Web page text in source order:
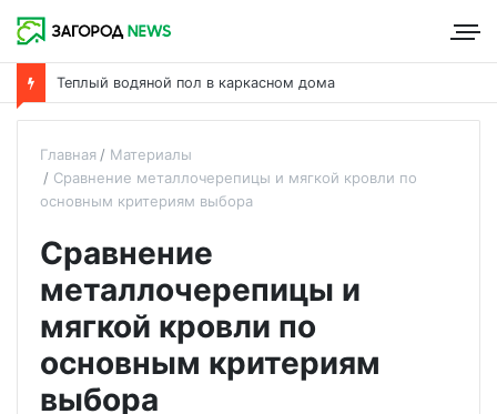
Теплый водяной пол в каркасном дома
Главная
Материалы
Сравнение металлочерепицы и мягкой кровли по
основным критериям выбора
Сравнение
металлочерепицы и
мягкой кровли по
основным критериям
выбора